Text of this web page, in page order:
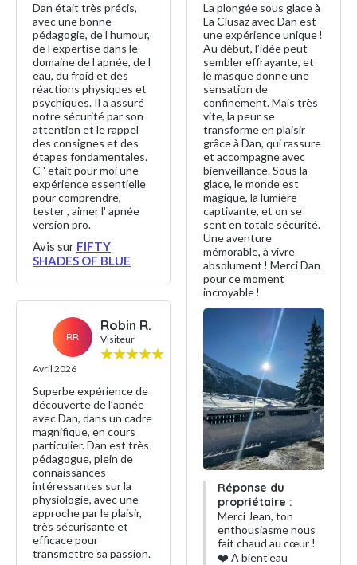
Dan était très précis,
avec une bonne
pédagogie, de l humour,
de l expertise dans le
domaine de l apnée, de l
eau, du froid et des
réactions physiques et
psychiques. Il a assuré
notre sécurité par son
attention et le rappel
des consignes et des
étapes fondamentales.
C ' etait pour moi une
expérience essentielle
pour comprendre,
tester , aimer l' apnée
version pro.
Avis sur FIFTY
SHADES OF BLUE
RR
Robin R.
Visiteur
Avril 2026
Superbe expérience de
découverte de l’apnée
avec Dan, dans un cadre
magnifique, en cours
particulier. Dan est très
pédagogue, plein de
connaissances
intéressantes sur la
physiologie, avec une
approche par le plaisir,
très sécurisante et
efficace pour
transmettre sa passion.
La plongée sous glace à
La Clusaz avec Dan est
une expérience unique !
Au début, l’idée peut
sembler effrayante, et
le masque donne une
sensation de
confinement. Mais très
vite, la peur se
transforme en plaisir
grâce à Dan, qui rassure
et accompagne avec
bienveillance. Sous la
glace, le monde est
magique, la lumière
captivante, et on se
sent en totale sécurité.
Une aventure
mémorable, à vivre
absolument ! Merci Dan
pour ce moment
incroyable !
Réponse du
propriétaire :
Merci Jean, ton
enthousiasme nous
fait chaud au cœur !
❤️ A bient'eau